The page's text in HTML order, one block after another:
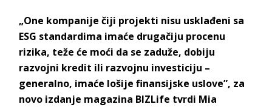
„One kompanije čiji projekti nisu usklađeni sa
ESG standardima imaće drugačiju procenu
rizika, teže će moći da se zaduže, dobiju
razvojni kredit ili razvojnu investiciju –
generalno, imaće lošije finansijske uslove”, za
novo izdanje magazina BIZLife tvrdi Mia